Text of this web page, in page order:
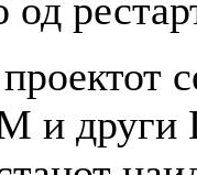
од
и други